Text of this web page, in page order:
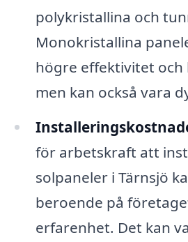
polykristallina och
Monokristallina
högre effektivitet och
men kan också vara
för arbetskraft att
solpaneler i Tärnsjö
beroende på
erfarenhet. Det kan